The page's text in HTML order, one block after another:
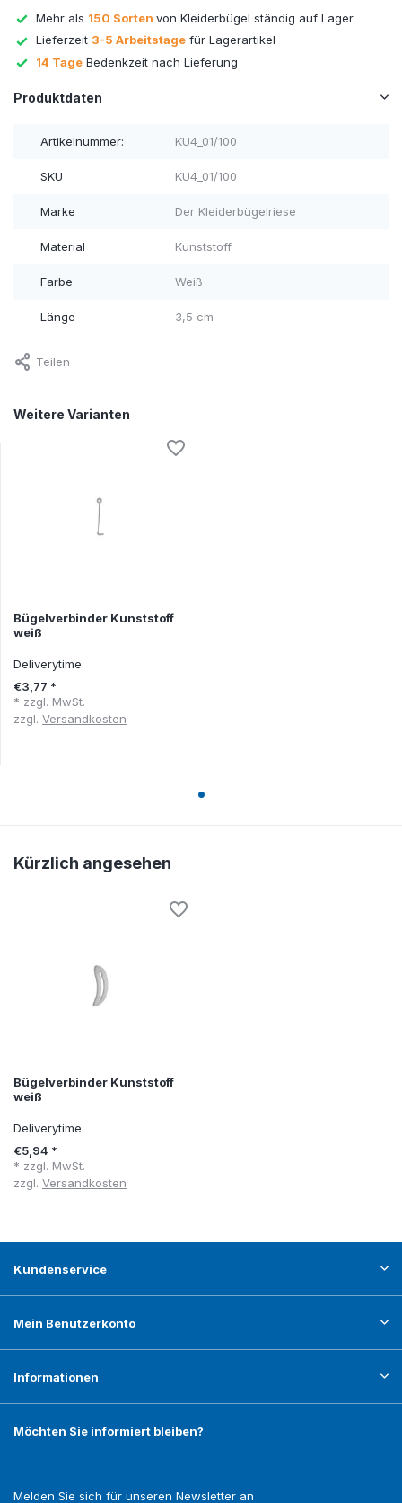
Mehr als 150 Sorten von Kleiderbügel ständig auf Lager
Lieferzeit 3-5 Arbeitstage für Lagerartikel
14 Tage Bedenkzeit nach Lieferung
Produktdaten
Artikelnummer: KU4_01/100
SKU KU4_01/100
Marke Der Kleiderbügelriese
Material Kunststoff
Farbe Weiß
Länge 3,5 cm
Teilen
Weitere Varianten
Bügelverbinder Kunststoff
weiß
Deliverytime
€3,77 *
* zzgl. MwSt.
zzgl. Versandkosten
Kürzlich angesehen
Bügelverbinder Kunststoff
weiß
Deliverytime
€5,94 *
* zzgl. MwSt.
zzgl. Versandkosten
Kundenservice
Mein Benutzerkonto
Informationen
Möchten Sie informiert bleiben?
Melden Sie sich für unseren Newsletter an